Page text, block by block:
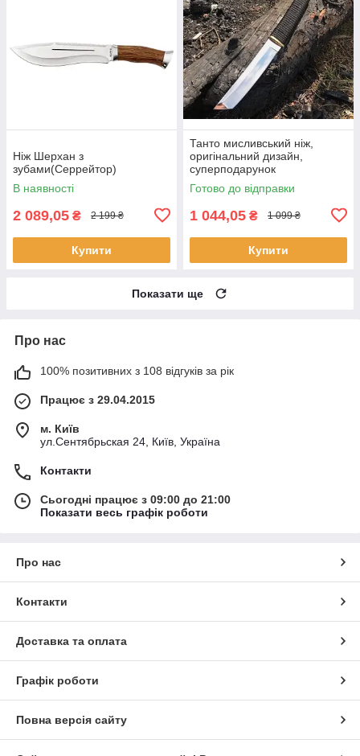
Ніж Шерхан з
зубами(Серрейтор)
В наявності
2 089,05 ₴ 2 199 ₴
Купити
Танто мисливський ніж,
оригінальний дизайн,
суперподарунок
Готово до відправки
1 044,05 ₴ 1 099 ₴
Купити
Показати ще
Про нас
100% позитивних з 108 відгуків за рік
Працює з 29.04.2015
м. Київ
ул.Сентябрьская 24, Київ, Україна
Контакти
Сьогодні працює з 09:00 до 21:00
Показати весь графік роботи
Про нас
Контакти
Доставка та оплата
Графік роботи
Повна версія сайту